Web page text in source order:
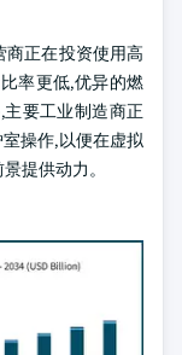
商正在投资使用高
率更低,优异的燃
要工业制造商正
操作,以便在虚拟
提供动力。